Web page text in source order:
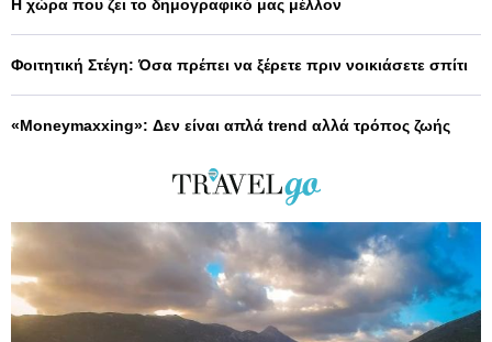
Η χώρα που ζει το δημογραφικό μας μέλλον
Φοιτητική Στέγη: Όσα πρέπει να ξέρετε πριν νοικιάσετε σπίτι
«Moneymaxxing»: Δεν είναι απλά trend αλλά τρόπος ζωής